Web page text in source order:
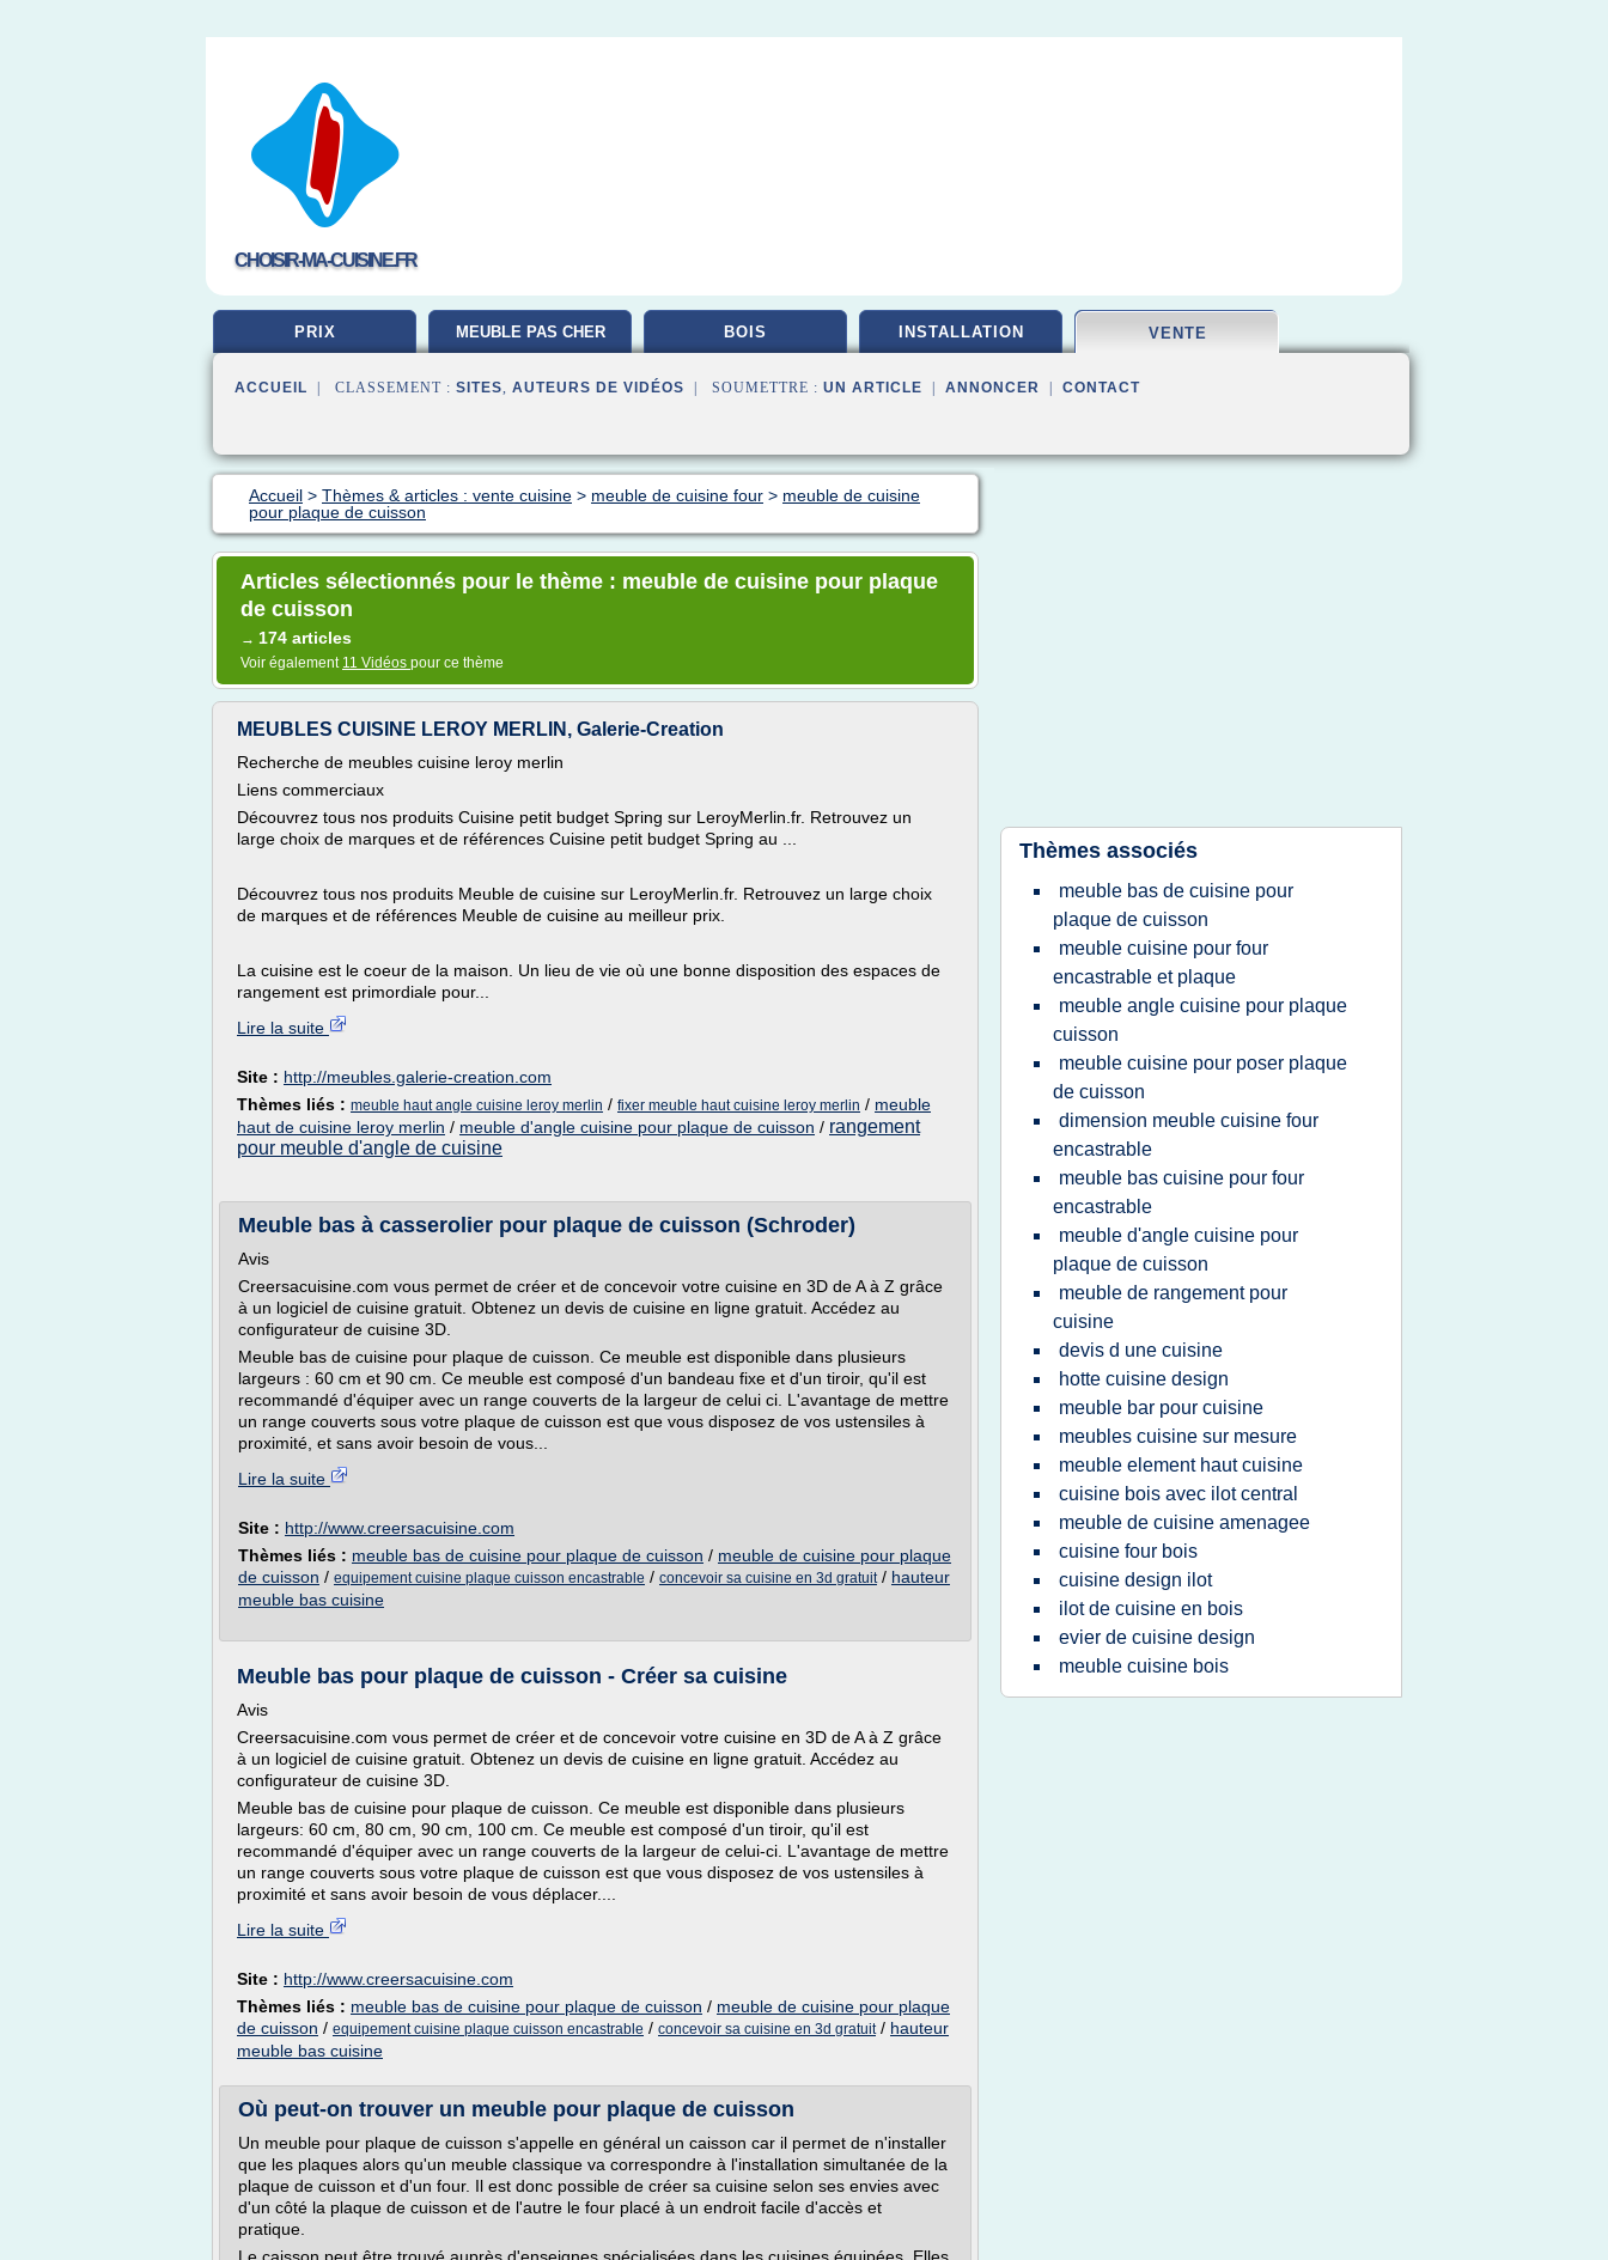
CHOISIR-MA-CUISINE.FR
PRIX MEUBLE PAS CHER BOIS INSTALLATION VENTE
ACCUEIL | CLASSEMENT : SITES, AUTEURS DE VIDÉOS | SOUMETTRE : UN ARTICLE ANNONCER CONTACT
Accueil > Thèmes & articles : vente cuisine > meuble de cuisine four > meuble de cuisine
pour plaque de cuisson
Articles sélectionnés pour le thème : meuble de cuisine pour plaque
de cuisson
→ 174 articles
Voir également 11 Vidéos pour ce thème
MEUBLES CUISINE LEROY MERLIN, Galerie-Creation
Recherche de meubles cuisine leroy merlin
Liens commerciaux
Découvrez tous nos produits Cuisine petit budget Spring sur LeroyMerlin.fr. Retrouvez un
large choix de marques et de références Cuisine petit budget Spring au ...
Découvrez tous nos produits Meuble de cuisine sur LeroyMerlin.fr. Retrouvez un large choix
de marques et de références Meuble de cuisine au meilleur prix.
La cuisine est le coeur de la maison. Un lieu de vie où une bonne disposition des espaces de
rangement est primordiale pour...
Lire la suite
Site : http://meubles.galerie-creation.com
Thèmes liés : meuble haut angle cuisine leroy merlin / fixer meuble haut cuisine leroy merlin / meuble
haut de cuisine leroy merlin / meuble d'angle cuisine pour plaque de cuisson / rangement
pour meuble d'angle de cuisine
Meuble bas à casserolier pour plaque de cuisson (Schroder)
Avis
Creersacuisine.com vous permet de créer et de concevoir votre cuisine en 3D de A à Z grâce
à un logiciel de cuisine gratuit. Obtenez un devis de cuisine en ligne gratuit. Accédez au
configurateur de cuisine 3D.
Meuble bas de cuisine pour plaque de cuisson. Ce meuble est disponible dans plusieurs
largeurs : 60 cm et 90 cm. Ce meuble est composé d'un bandeau fixe et d'un tiroir, qu'il est
recommandé d'équiper avec un range couverts de la largeur de celui ci. L'avantage de mettre
un range couverts sous votre plaque de cuisson est que vous disposez de vos ustensiles à
proximité, et sans avoir besoin de vous...
Lire la suite
Site : http://www.creersacuisine.com
Thèmes liés : meuble bas de cuisine pour plaque de cuisson / meuble de cuisine pour plaque
de cuisson / equipement cuisine plaque cuisson encastrable / concevoir sa cuisine en 3d gratuit/ hauteur
meuble bas cuisine
Meuble bas pour plaque de cuisson - Créer sa cuisine
Avis
Creersacuisine.com vous permet de créer et de concevoir votre cuisine en 3D de A à Z grâce
à un logiciel de cuisine gratuit. Obtenez un devis de cuisine en ligne gratuit. Accédez au
configurateur de cuisine 3D.
Meuble bas de cuisine pour plaque de cuisson. Ce meuble est disponible dans plusieurs
largeurs: 60 cm, 80 cm, 90 cm, 100 cm. Ce meuble est composé d'un tiroir, qu'il est
recommandé d'équiper avec un range couverts de la largeur de celui-ci. L'avantage de mettre
un range couverts sous votre plaque de cuisson est que vous disposez de vos ustensiles à
proximité et sans avoir besoin de vous déplacer....
Lire la suite
Site : http://www.creersacuisine.com
Thèmes liés : meuble bas de cuisine pour plaque de cuisson / meuble de cuisine pour plaque
de cuisson / equipement cuisine plaque cuisson encastrable / concevoir sa cuisine en 3d gratuit/ hauteur
meuble bas cuisine
Où peut-on trouver un meuble pour plaque de cuisson
Un meuble pour plaque de cuisson s'appelle en général un caisson car il permet de n'installer
que les plaques alors qu'un meuble classique va correspondre à l'installation simultanée de la
plaque de cuisson et d'un four. Il est donc possible de créer sa cuisine selon ses envies avec
d'un côté la plaque de cuisson et de l'autre le four placé à un endroit facile d'accès et
pratique.
Thèmes associés
meuble bas de cuisine pour
plaque de cuisson
meuble cuisine pour four
encastrable et plaque
meuble angle cuisine pour plaque
cuisson
meuble cuisine pour poser plaque
de cuisson
dimension meuble cuisine four
encastrable
meuble bas cuisine pour four
encastrable
meuble d'angle cuisine pour
plaque de cuisson
meuble de rangement pour
cuisine
devis d une cuisine
hotte cuisine design
meuble bar pour cuisine
meubles cuisine sur mesure
meuble element haut cuisine
cuisine bois avec ilot central
meuble de cuisine amenagee
cuisine four bois
cuisine design ilot
ilot de cuisine en bois
evier de cuisine design
meuble cuisine bois